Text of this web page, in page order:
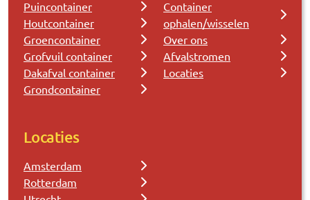
Puincontainer
Houtcontainer
Groencontainer
Grofvuil container
Dakafval container
Grondcontainer
Container
ophalen/wisselen
Over ons
Afvalstromen
Locaties
Locaties
Amsterdam
Rotterdam